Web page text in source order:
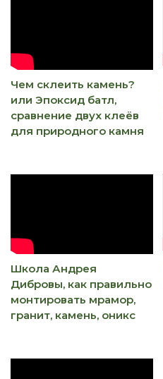
Чем склеить камень?
или Эпоксид батл,
сравнение двух клеёв
для природного камня
Школа Андрея
Дибровы, как правильно
монтировать мрамор,
гранит, камень, оникс